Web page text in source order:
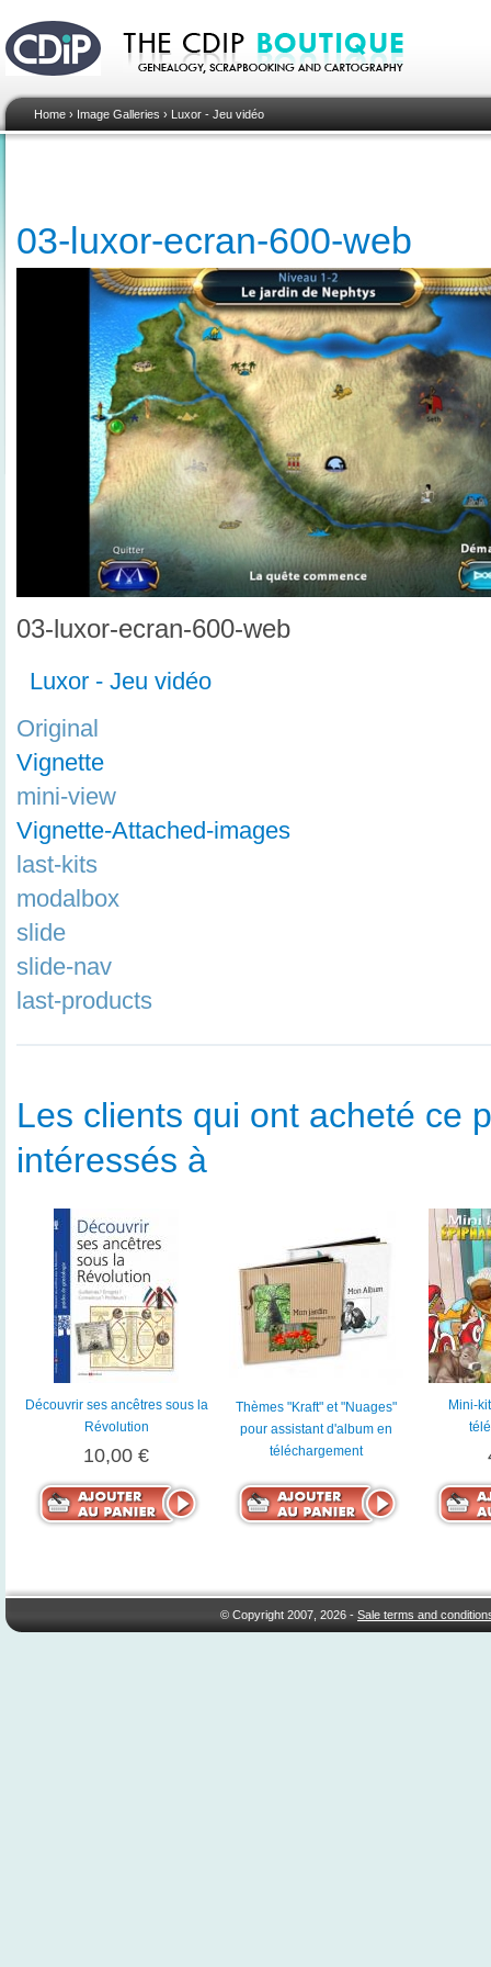
Home › Image Galleries › Luxor - Jeu vidéo
03-luxor-ecran-600-web
03-luxor-ecran-600-web
Luxor - Jeu vidéo
Original
Vignette
mini-view
Vignette-Attached-images
last-kits
modalbox
slide
slide-nav
last-products
Les clients qui ont acheté ce
intéressés à
Découvrir ses ancêtres sous la
Révolution
10,00 €
Thèmes "Kraft" et "Nuages"
pour assistant d'album en
téléchargement
Mini-
© Copyright 2007, 2026 -Sale terms and